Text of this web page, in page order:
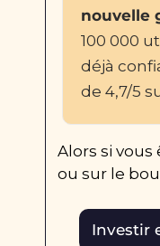
nouvelle
100 000
déjà
de 4,7/5
Alors si vous
ou sur le
Investir